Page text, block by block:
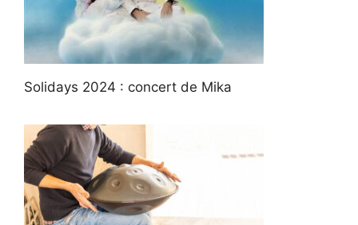
Solidays 2024 : concert de Mika